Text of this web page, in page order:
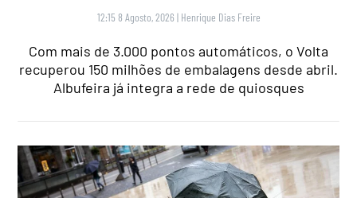
12:15 8 Agosto, 2026 | Henrique Dias Freire
Com mais de 3.000 pontos automáticos, o Volta
recuperou 150 milhões de embalagens desde abril.
Albufeira já integra a rede de quiosques